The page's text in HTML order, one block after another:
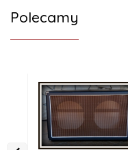
Polecamy